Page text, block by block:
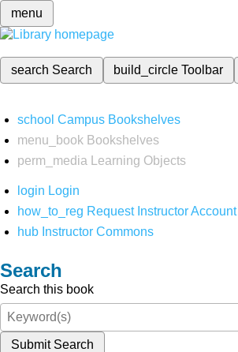
menu
search Search build_circleToolbar
school Campus Bookshelves
menu_book Bookshelves
perm_media
Learning Objects
login Login
how_to_reg Request Instructor Account
hub Instructor Commons
Search
Search this book
Submit Search